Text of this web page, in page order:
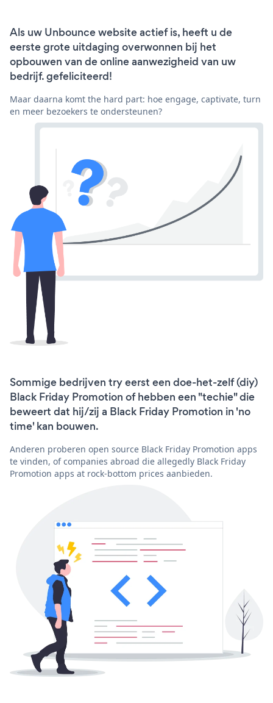
Als uw Unbounce website actief is, heeft u de
eerste grote uitdaging overwonnen bij het
opbouwen van de online aanwezigheid van uw
bedrijf. gefeliciteerd!
Maar daarna komt the hard part: hoe engage, captivate, turn
en meer bezoekers te ondersteunen?
Sommige bedrijven try eerst een doe-het-zelf (diy)
Black Friday Promotion of hebben een "techie" die
beweert dat hij/zij a Black Friday Promotion in 'no
time' kan bouwen.
Anderen proberen open source Black Friday Promotion apps
te vinden, of companies abroad die allegedly Black Friday
Promotion apps at rock-bottom prices aanbieden.